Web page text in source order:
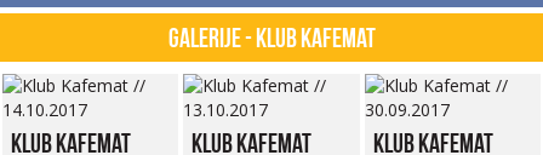
Galerije - Klub Kafemat
Klub Kafemat Klub Kafemat Klub Kafemat